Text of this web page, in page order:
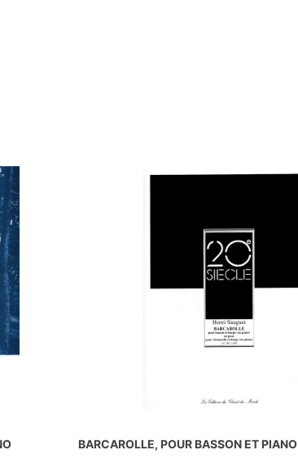
BARCAROLLE, POUR BASSON ET PIANO